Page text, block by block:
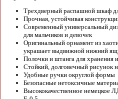
Трехдверный распашной шкаф
Прочная, устойчивая
Современный универсальный
для мальчиков и девочек
Оригинальный орнамент из
украшает выдвижной нижний
Полочки и штанга для хранения
Стойкий, долговечный рисунок
Удобные ручки округлой формы
Безопасные нетоксичные
Высококачественное немецкое